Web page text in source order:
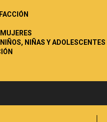
NIÑAS Y ADOLESCENTES